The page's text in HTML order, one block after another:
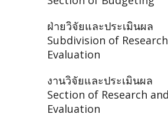
ฝ่ายวิจัยและประเมินผล
Subdivision of
Evaluation
งานวิจัยและประเมินผล
Section of Research and
Evaluation